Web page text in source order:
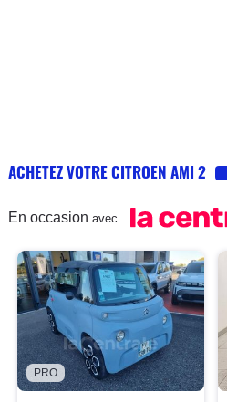
ACHETEZ VOTRE CITROEN AMI 2
En occasion avec
PRO